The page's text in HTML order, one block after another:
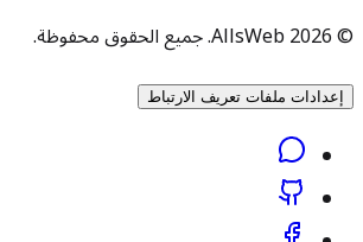
© 2026 AllsWeb. جميع الحقوق محفوظة.
إعدادات ملفات تعريف الارتباط